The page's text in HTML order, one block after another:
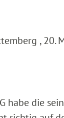
, 20.
habe die